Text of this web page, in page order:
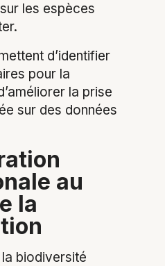
les espèces
d’identifier
pour la
la prise
sur des données
au
la
biodiversité